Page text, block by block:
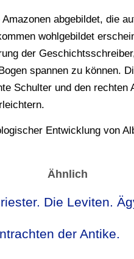
abgebildet, die
wohlgebildet
der
spannen zu können.
Schulter und den
Entwicklung von
Ähnlich
Die Leviten.
der Antike.